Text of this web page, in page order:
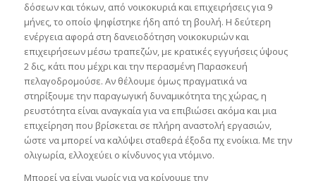
δόσεων και τόκων, από νοικοκυριά και επιχειρήσεις για 9
μήνες, το οποίο ψηφίστηκε ήδη από τη βουλή. Η δεύτερη
ενέργεια αφορά στη δανειοδότηση νοικοκυριών και
επιχειρήσεων μέσω τραπεζών, με κρατικές εγγυήσεις ύψους
2 δις, κάτι που μέχρι και την περασμένη Παρασκευή
πελαγοδρομούσε. Αν θέλουμε όμως πραγματικά να
στηρίξουμε την παραγωγική δυναμικότητα της χώρας, η
ρευστότητα είναι αναγκαία για να επιβιώσει ακόμα και μια
επιχείρηση που βρίσκεται σε πλήρη αναστολή εργασιών,
ώστε να μπορεί να καλύψει σταθερά έξοδα πχ ενοίκια. Με την
ολιγωρία, ελλοχεύει ο κίνδυνος για ντόμινο.
Μπορεί να είναι νωρίς για να κρίνουμε την